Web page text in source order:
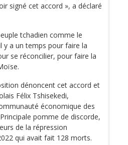
signé cet accord », a déclaré
tchadien comme le
y a un temps pour faire la
se réconcilier, pour faire la
dénoncent cet accord et
Félix Tshisekedi,
économique des
pomme de discorde,
de la répression
qui avait fait 128 morts.